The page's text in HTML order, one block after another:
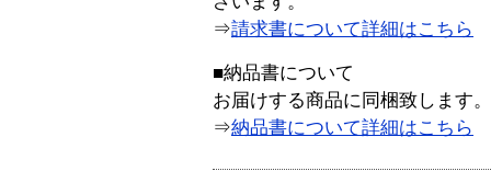
⇒請求書について詳細はこちら
■納品書について
お届けする商品に同梱致します。
⇒納品書について詳細はこちら